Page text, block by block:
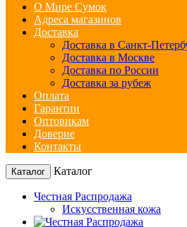
О Мире Сумок
Адреса магазинов
Доставка
Доставка в Санкт-
Доставка в Москве
Доставка по России
Доставка за рубеж
Оплата
Гарантии
Оптовикам
Доверие
Контакты
Каталог Каталог
Честная Распродажа
Искусственная кожа